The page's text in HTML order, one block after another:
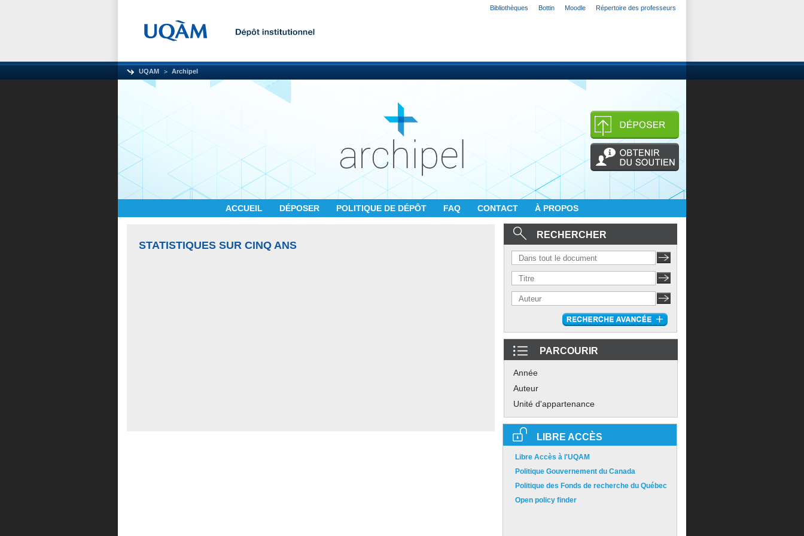
Bibliothèques Bottin Moodle Répertoire des professeurs
UQAM Archipel
ACCUEIL DÉPOSER POLITIQUE DE DÉPÔT FAQ CONTACT À PROPOS
STATISTIQUES SUR CINQ ANS
RECHERCHER
PARCOURIR
Année
Auteur
Unité d'appartenance
LIBRE ACCÈS
Libre Accès à l'UQAM
Politique Gouvernement du Canada
Politique des Fonds de recherche du Québec
Open policy finder